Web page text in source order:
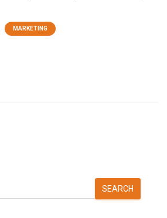
MARKETING
SEARCH